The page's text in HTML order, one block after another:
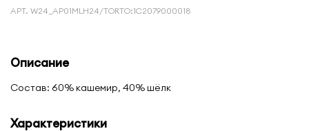
АРТ. W24_AP01MLH24/TORTO:1С2079000018
Описание
Состав: 60% кашемир, 40% шёлк
Характеристики